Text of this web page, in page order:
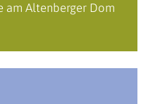
am Altenberger Dom